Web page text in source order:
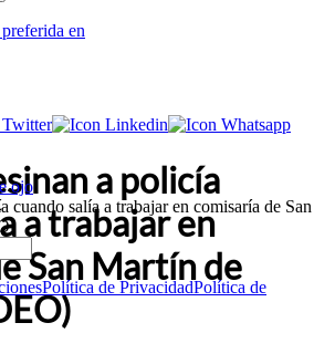
cuando salía a trabajar en comisaría de San
Política de PrivacidadPolítica de
en
a policía
a trabajar en
San Martín de